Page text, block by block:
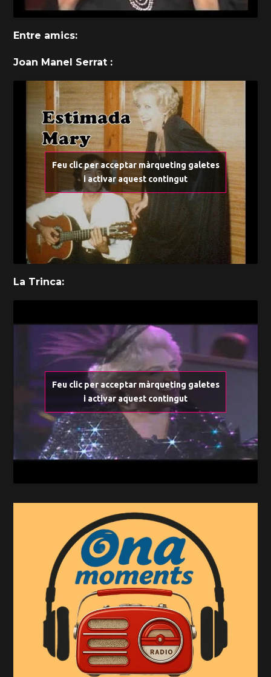
Entre amics:
Joan Manel Serrat :
Feu clic per acceptar màrqueting galetes
i activar aquest contingut
La Trinca:
Feu clic per acceptar màrqueting galetes
i activar aquest contingut